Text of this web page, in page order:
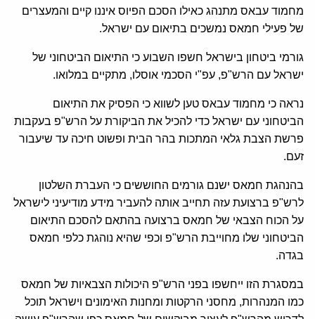
מחמוד עבאס מתנהג כאילו הסכם הפיוס איננו קיים והמעצרים
של פעילי חמאס נמשכים בתיאום עם ישראל.
גורמי ביטחון בישראל חשפו השבוע כי התיאום הביטחוני של
ישראל עם הרש"פ, עפ"י הסכמי אוסלו, מתקיים במלואו.
נראה כי מחמוד עבאס טען לשווא כי הפסיק את התיאום
הביטחוני עם ישראל כדי להכיל את הביקורת על הרש"פ בעקבות
פרשת הצבת גלאי המתכות בהר הבית ופשוט חיכה עד שיעבור
זעם.
בהנהגת חמאס ישנם גורמים החוששים כי העברת השלטון
לרש"פ ברצועת עזה תחייב אותה להעביר מידע מודיעיני לישראל
על הכוח הצבאי של חמאס ברצועה בהתאם להסכם התיאום
הביטחוני שלו מחוייבת הרש"פ וכפי שהיא נוהגת כלפי חמאס
בגדה.
במסגרת הזו ייחשפו בפני הרש"פ היכולות הצבאיות של חמאס
כמו המנהרות, מחסני הרקטות ומחנות האימונים וישראל תוכל